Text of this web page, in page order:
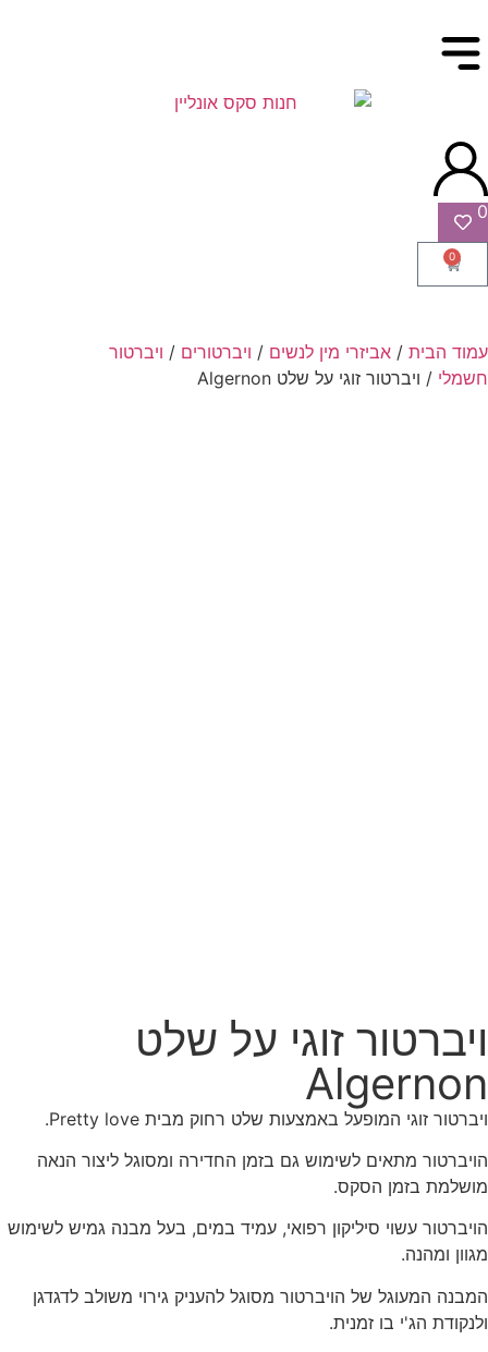
0
0
עמוד הבית / אביזרי מין לנשים / ויברטורים / ויברטור
חשמלי / ויברטור זוגי על שלט Algernon
ויברטור זוגי על שלט
Algernon
ויברטור זוגי המופעל באמצעות שלט רחוק מבית Pretty love.
הויברטור מתאים לשימוש גם בזמן החדירה ומסוגל ליצור הנאה
מושלמת בזמן הסקס.
הויברטור עשוי סיליקון רפואי, עמיד במים, בעל מבנה גמיש לשימוש
מגוון ומהנה.
המבנה המעוגל של הויברטור מסוגל להעניק גירוי משולב לדגדגן
ולנקודת הג'י בו זמנית.